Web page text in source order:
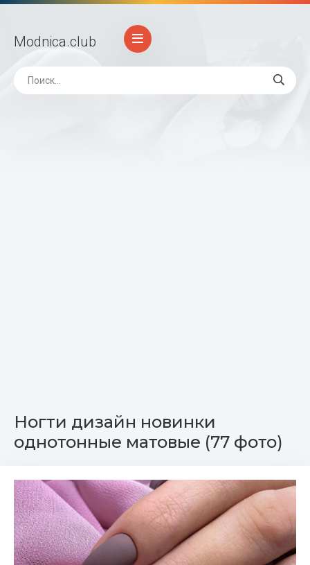
Modnica.club
Ногти дизайн новинки
однотонные матовые (77 фото)